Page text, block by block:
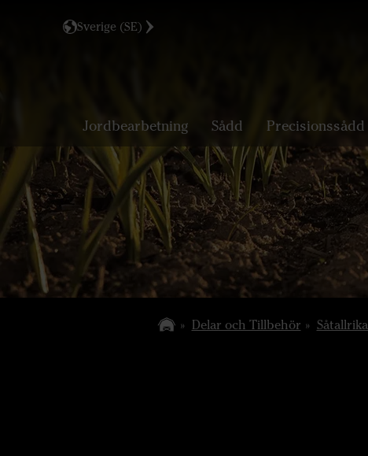
Sverige (SE)
Jordbearbetning Sådd Precisionssådd
Delar och Tillbehör